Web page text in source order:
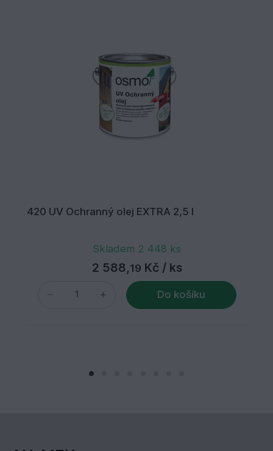
420 UV Ochranný olej EXTRA 2,5 l
Skladem 2 448 ks
2 588,19 Kč / ks
Do košíku